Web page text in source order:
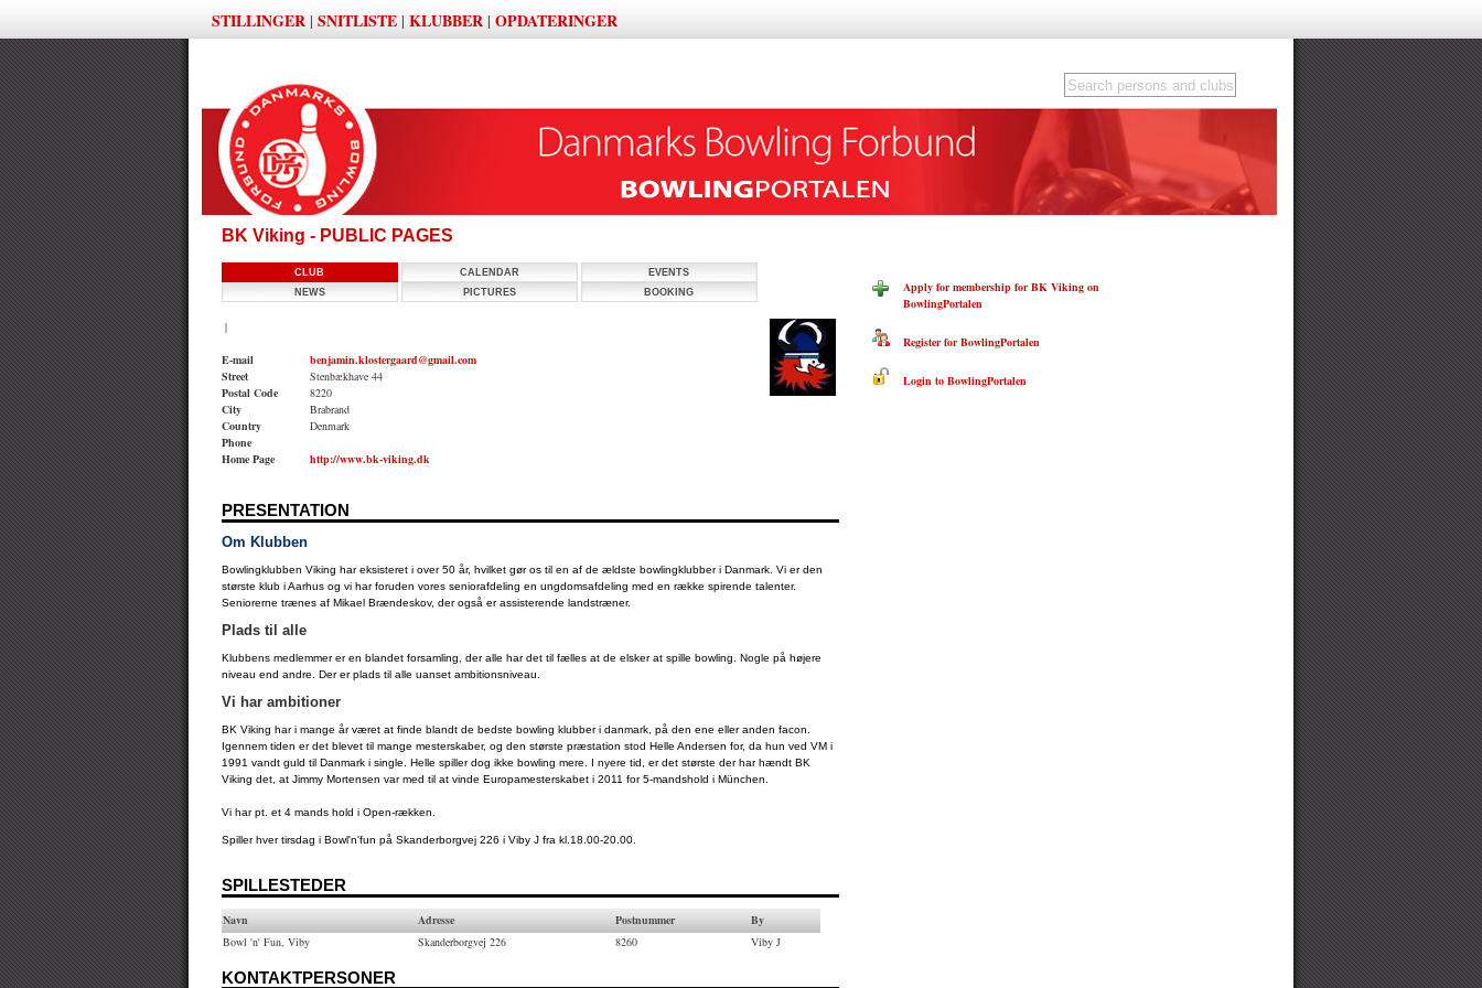
STILLINGER | SNITLISTE | KLUBBER | OPDATERINGER
BK Viking - PUBLIC PAGES
CLUB CALENDAR
EVENTS
NEWS
PICTURES BOOKING
|
E-mail
benjamin.klostergaard@gmail.com
Street
Stenbækhave 44
Postal Code
8220
City
Brabrand
Country
Denmark
Phone
Home Page
http://www.bk-viking.dk
PRESENTATION
Om Klubben
Bowlingklubben Viking har eksisteret i over 50 år, hvilket gør os til en af de ældste bowlingklubber i Danmark. Vi er den
største klub i Aarhus og vi har foruden vores seniorafdeling en ungdomsafdeling med en række spirende talenter.
Seniorerne trænes af Mikael Brændeskov, der også er assisterende landstræner.
Plads til alle
Klubbens medlemmer er en blandet forsamling, der alle har det til fælles at de elsker at spille bowling. Nogle på højere
niveau end andre. Der er plads til alle uanset ambitionsniveau.
Vi har ambitioner
BK Viking har i mange år været at finde blandt de bedste bowling klubber i danmark, på den ene eller anden facon.
Igennem tiden er det blevet til mange mesterskaber, og den største præstation stod Helle Andersen for, da hun ved VM i
1991 vandt guld til Danmark i single. Helle spiller dog ikke bowling mere. I nyere tid, er det største der har hændt BK
Viking det, at Jimmy Mortensen var med til at vinde Europamesterskabet i 2011 for 5-mandshold i München.
Vi har pt. et 4 mands hold i Open-rækken.
Spiller hver tirsdag i Bowl'n'fun på Skanderborgvej 226 i Viby J fra kl.18.00-20.00.
SPILLESTEDER
Navn Adresse Postnummer
By
Bowl 'n' Fun, Viby
Skanderborgvej 226 8260 Viby J
KONTAKTPERSONER
Apply for membership for BK Viking on
BowlingPortalen
Register for BowlingPortalen
Login to BowlingPortalen